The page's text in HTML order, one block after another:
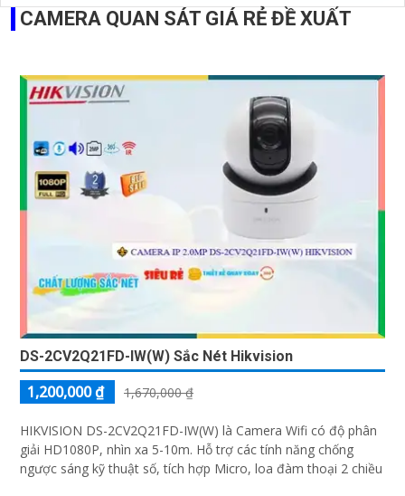
CAMERA QUAN SÁT GIÁ RẺ ĐỀ XUẤT
DS-2CV2Q21FD-IW(W) Sắc Nét Hikvision
1,200,000 ₫ 1,670,000 ₫
HIKVISION DS-2CV2Q21FD-IW(W) là Camera Wifi có độ phân
giải HD1080P, nhìn xa 5-10m. Hỗ trợ các tính năng chống
ngược sáng kỹ thuật số, tích hợp Micro, loa đàm thoại 2 chiều